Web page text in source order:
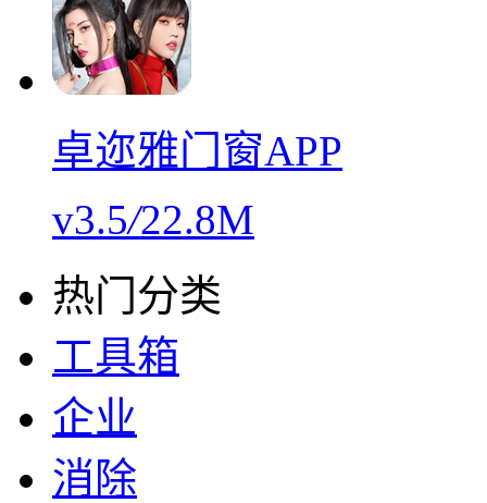
卓迩雅门窗APP
v3.5/22.8M
热门分类
工具箱
企业
消除